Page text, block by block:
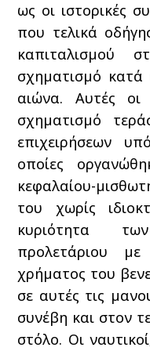
ως οι ιστορικές
που τελικά
καπιταλισμού
σχηματισμό κατά
αιώνα. Αυτές οι
σχηματισμό
επιχειρήσεων
οποίες
κεφαλαίου-
του χωρίς
κυριότητα
προλετάριου
χρήματος του
σε αυτές τις
συνέβη και στον
στόλο. Οι